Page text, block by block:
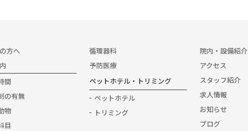
方へ
間
の有無
物
目
循環器科
予防医療
ペットホテル・トリミング
ペットホテル
トリミング
院内・設備紹介
アクセス
スタッフ紹介
求人情報
お知らせ
ブログ